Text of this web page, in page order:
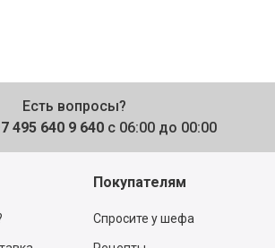
Есть вопросы?
495 640 9 640 с 06:00 до 00:00
Покупателям
Спросите у шефа